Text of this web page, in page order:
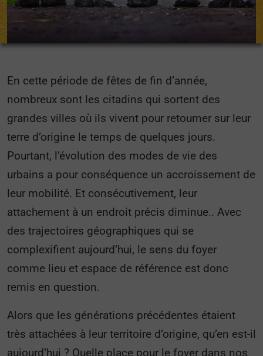
En cette période de fêtes de fin d’année,
nombreux sont les citadins qui sortent des
grandes villes où ils vivent pour retourner sur leur
terre d’origine le temps de quelques jours.
Pourtant, l’évolution des modes de vie des
urbains a pour conséquence un accroissement de
leur mobilité. Et consécutivement, leur
attachement à un endroit précis diminue.. Avec
des trajectoires géographiques qui se
complexifient aujourd’hui, le sens du foyer
comme lieu et espace de référence est donc
remis en question.
Alors que les générations précédentes étaient
très attachées à leur territoire d’origine, qu’en est-il
aujourd’hui ? Quelle place pour le foyer dans nos